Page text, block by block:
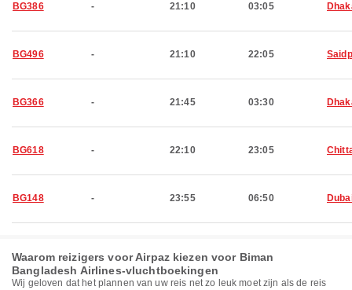
BG386 - 21:10 03:05
BG496 - 21:10 22:05
BG366 - 21:45 03:30
BG618 - 22:10 23:05
BG148 - 23:55 06:50
Waarom reizigers voor Airpaz kiezen voor Biman
Bangladesh Airlines-vluchtboekingen
Wij geloven dat het plannen van uw reis net zo leuk moet zijn als de reis